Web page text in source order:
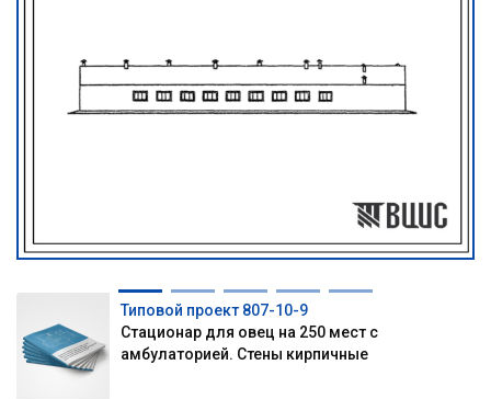
Типовой проект 807-10-9
Стационар для овец на 250 мест с
амбулаторией. Стены кирпичные